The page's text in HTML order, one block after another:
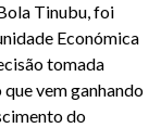
Tinubu, foi
Económica
tomada
vem ganhando
do